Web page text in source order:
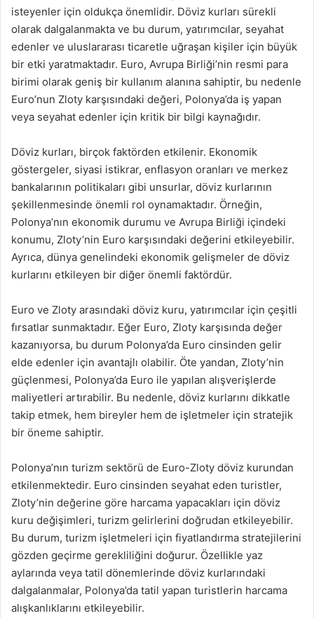
isteyenler için oldukça önemlidir. Döviz kurları sürekli
olarak dalgalanmakta ve bu durum, yatırımcılar, seyahat
edenler ve uluslararası ticaretle uğraşan kişiler için büyük
bir etki yaratmaktadır. Euro, Avrupa Birliği’nin resmi para
birimi olarak geniş bir kullanım alanına sahiptir, bu nedenle
Euro’nun Zloty karşısındaki değeri, Polonya’da iş yapan
veya seyahat edenler için kritik bir bilgi kaynağıdır.
Döviz kurları, birçok faktörden etkilenir. Ekonomik
göstergeler, siyasi istikrar, enflasyon oranları ve merkez
bankalarının politikaları gibi unsurlar, döviz kurlarının
şekillenmesinde önemli rol oynamaktadır. Örneğin,
Polonya’nın ekonomik durumu ve Avrupa Birliği içindeki
konumu, Zloty’nin Euro karşısındaki değerini etkileyebilir.
Ayrıca, dünya genelindeki ekonomik gelişmeler de döviz
kurlarını etkileyen bir diğer önemli faktördür.
Euro ve Zloty arasındaki döviz kuru, yatırımcılar için çeşitli
fırsatlar sunmaktadır. Eğer Euro, Zloty karşısında değer
kazanıyorsa, bu durum Polonya’da Euro cinsinden gelir
elde edenler için avantajlı olabilir. Öte yandan, Zloty’nin
güçlenmesi, Polonya’da Euro ile yapılan alışverişlerde
maliyetleri artırabilir. Bu nedenle, döviz kurlarını dikkatle
takip etmek, hem bireyler hem de işletmeler için stratejik
bir öneme sahiptir.
Polonya’nın turizm sektörü de Euro-Zloty döviz kurundan
etkilenmektedir. Euro cinsinden seyahat eden turistler,
Zloty’nin değerine göre harcama yapacakları için döviz
kuru değişimleri, turizm gelirlerini doğrudan etkileyebilir.
Bu durum, turizm işletmeleri için fiyatlandırma stratejilerini
gözden geçirme gerekliliğini doğurur. Özellikle yaz
aylarında veya tatil dönemlerinde döviz kurlarındaki
dalgalanmalar, Polonya’da tatil yapan turistlerin harcama
alışkanlıklarını etkileyebilir.